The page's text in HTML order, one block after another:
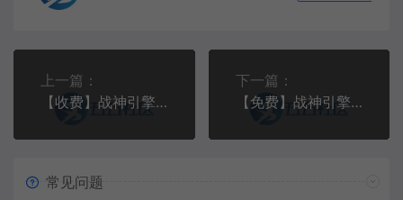
上一篇：
【收费】战神引擎手游白猪登录器
下一篇：
【免费】战神引擎手游盘古插件永久离线免费版
常见问题